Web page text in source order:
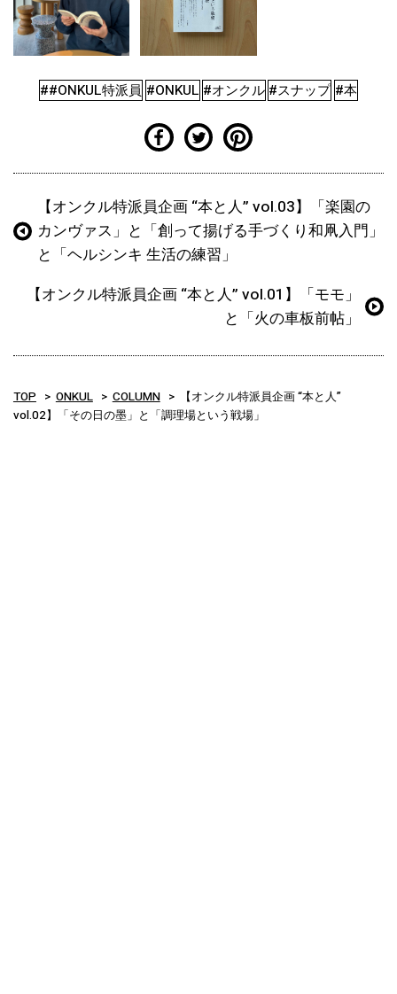
##ONKUL特派員 #ONKUL #オンクル #スナップ #本
【オンクル特派員企画 “本と人” vol.03】「楽園の
カンヴァス」と「創って揚げる手づくり和凧入門」
と「ヘルシンキ 生活の練習」
【オンクル特派員企画 “本と人” vol.01】「モモ」
と「火の車板前帖」
TOP ONKUL COLUMN
【オンクル特派員企画 “本と人”
vol.02】「その日の墨」と「調理場という戦場」